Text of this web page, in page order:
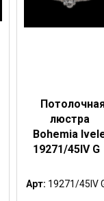
люстра
Bohemia
19271/45IV G
Арт: 19271/45IV